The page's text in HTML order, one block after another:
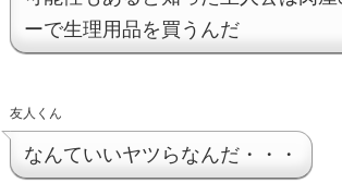
ーで生理用品を買うんだ
友人くん
なんていいヤツらなんだ・・・